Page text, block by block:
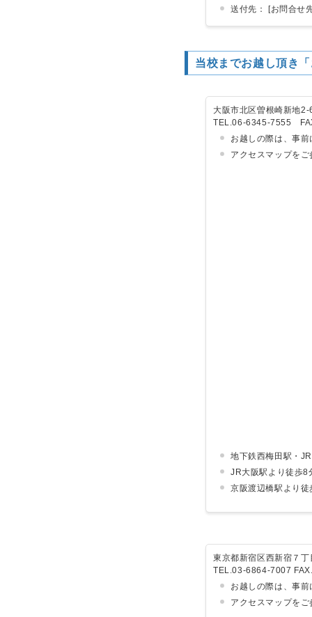
送付先： [お問合せ
当校までお越し頂き
大阪市北区曽根崎新地
TEL.06-6345-7555
お越しの際は、事
アクセスマップを
地下鉄西梅田駅・
JR大阪駅より徒歩8
京阪渡辺橋駅より
東京都新宿区西新宿７
TEL.03-6864-7007
お越しの際は、事
アクセスマップを